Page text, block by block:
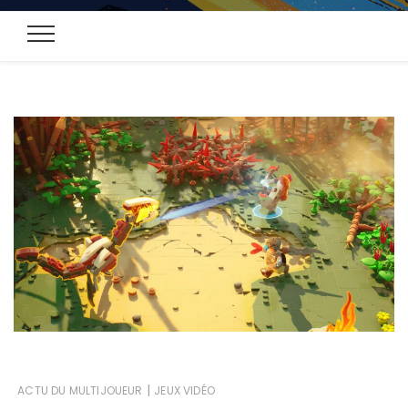
ACTU DU MULTIJOUEUR | JEUX VIDÉO